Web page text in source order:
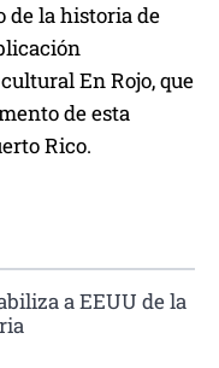
de la historia de
En Rojo, que
de esta
Rico.
a EEUU de la